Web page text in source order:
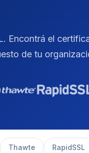
Encontrá el
de tu
Thawte RapidSSL